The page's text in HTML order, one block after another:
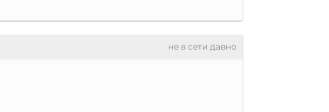
не в сети давно